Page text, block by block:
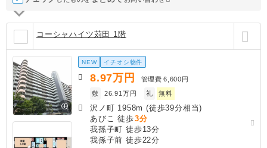
コーシャハイツ苅田 1階
NEW イチオシ物件
8.97万円 管理費 6,600円
敷
26.91万円 礼 無料
沢ノ町 1958m (徒歩39分相当)
あびこ 徒歩3分
我孫子町 徒歩13分
我孫子前 徒歩22分